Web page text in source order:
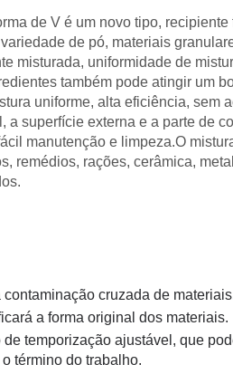
de V é um novo tipo,
de pó, materiais
misturada, uniformidade de
também pode atingir um
uniforme, alta eficiência, sem
a superfície externa e a parte de
manutenção e limpeza.O
remédios, rações, cerâmica,
cruzada de
a forma original dos materiais.
temporização ajustável, que
término do trabalho.